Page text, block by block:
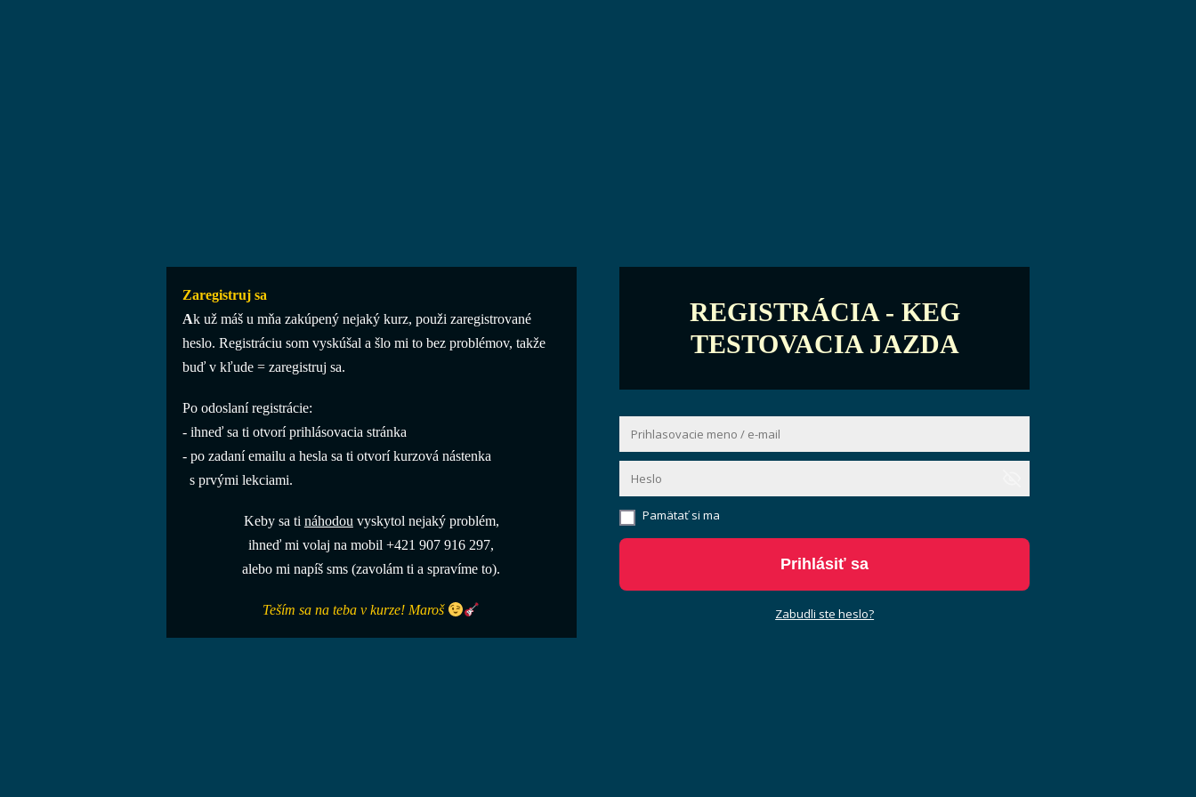
Zaregistruj sa
Ak už máš u mňa zakúpený nejaký kurz, použi zaregistrované
heslo. Registráciu som vyskúšal a šlo mi to bez problémov, takže
buď v kľude = zaregistruj sa.
Po odoslaní registrácie:
- ihneď sa ti otvorí prihlásovacia stránka
- po zadaní emailu a hesla sa ti otvorí kurzová nástenka
s prvými lekciami.
Keby sa ti náhodou vyskytol nejaký problém,
ihneď mi volaj na mobil +421 907 916 297,
alebo mi napíš sms (zavolám ti a spravíme to).
Teším sa na teba v kurze! Maroš
REGISTRÁCIA - KEG
TESTOVACIA JAZDA
Pamätať si ma
Prihlásiť sa
Zabudli ste heslo?